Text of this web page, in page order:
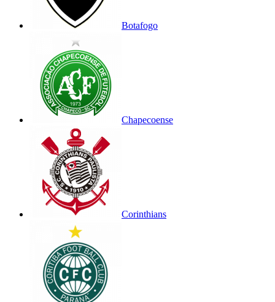
Botafogo
Chapecoense
Corinthians